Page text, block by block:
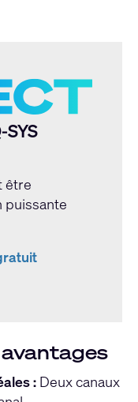
SYS
être
puissante
: Deux canaux